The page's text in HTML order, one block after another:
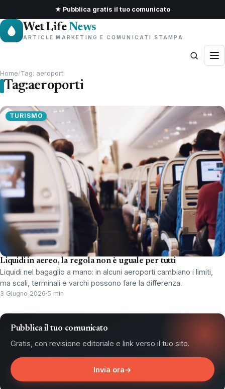
★ Pubblica gratis il tuo comunicato
Wet Life News
ARTICLE MARKETING E COMUNICATI STAMPA
Home/Tag: aeroporti
Tag:aeroporti
TURISMO
Liquidi in aereo, la regola non è uguale per tutti
Liquidi nel bagaglio a mano: in alcuni aeroporti cambiano i limiti,
ma scali, terminali e varchi possono fare la differenza.
3 Giugno 2026 5 min
Pubblica il tuo comunicato
Gratis, con revisione editoriale e link verso il tuo sito.
Invia ora→